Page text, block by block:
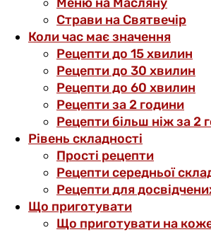
Страви на Святвечір
Коли час має значення
Рецепти до 15 хвилин
Рецепти до 30 хвилин
Рецепти до 60 хвилин
Рецепти за 2 години
Рецепти більш ніж за 2
Рівень складності
Прості рецепти
Рецепти середньої
Рецепти для
Що приготувати
Що приготувати на